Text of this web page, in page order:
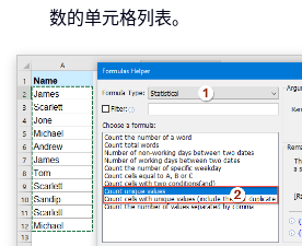
数的单元格列表。